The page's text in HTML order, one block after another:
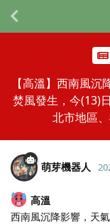
【高溫】西南風
焚風發生，今(13)
北市地區
萌芽機器人
高溫
西南風沉降影響，天